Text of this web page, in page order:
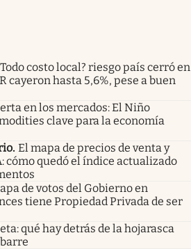
costo local? riesgo país cerró en
cayeron hasta 5,6%, pese a buen
en los mercados: El Niño
clave para la economía
. El mapa de precios de venta y
cómo quedó el índice actualizado
de votos del Gobierno en
tiene Propiedad Privada de ser
qué hay detrás de la hojarasca